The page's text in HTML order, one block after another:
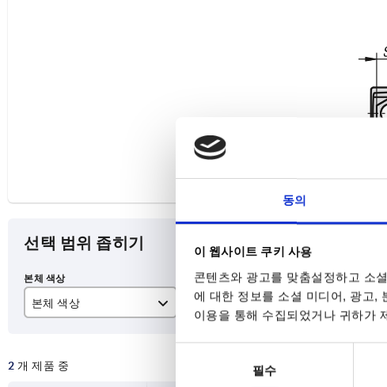
동의
이 웹사이트 쿠키 사용
콘텐츠와 광고를 맞춤설정하고 소
에 대한 정보를 소셜 미디어, 광고,
이용을 통해 수집되었거나 귀하가
필수
선택 범위 좁히기
본체 색상 D
2 개 제품 중